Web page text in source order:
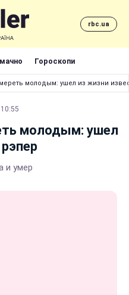
rbc.ua
Гороскопи
молодым: ушел из жизни
молодым: ушел
и умер